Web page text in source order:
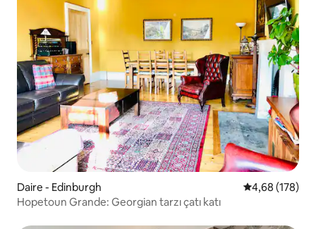
Daire - Edinburgh 5 üzerinden
4,68 (178)
Hopetoun Grande: Georgian tarzı çatı katı